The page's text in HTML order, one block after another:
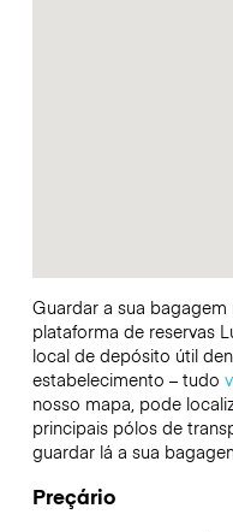
Guardar a sua bagagem
plataforma de reservas
local de depósito útil
estabelecimento – tudo
nosso mapa, pode
principais pólos de
guardar lá a sua
Preçário